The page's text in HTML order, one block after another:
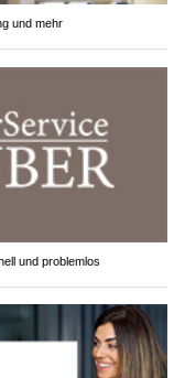
und mehr
und problemlos